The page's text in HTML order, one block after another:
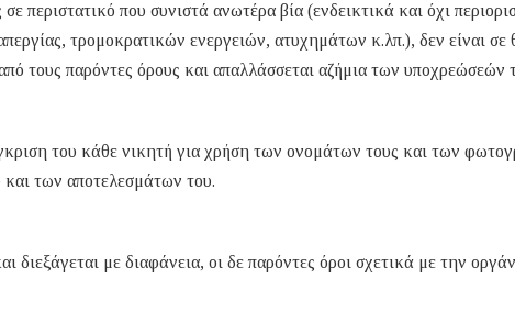
περιστατικό που συνιστά ανωτέρα βία (ενδεικτικά και όχι
τρομοκρατικών ενεργειών, ατυχημάτων κ.λπ.), δεν είναι σε
τους παρόντες όρους και απαλλάσσεται αζήμια των υποχρεώσεών
του κάθε νικητή για χρήση των ονομάτων τους και των
των αποτελεσμάτων του.
με διαφάνεια, οι δε παρόντες όροι σχετικά με την